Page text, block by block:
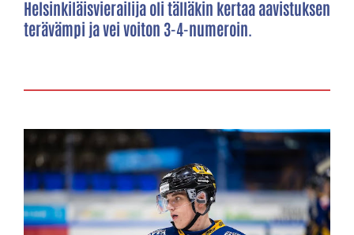
Helsinkiläisvierailija oli tälläkin kertaa aavistuksen
terävämpi ja vei voiton 3-4-numeroin.